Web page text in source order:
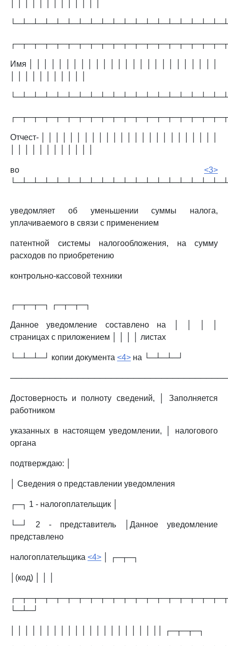
Имя │ │ │ │ │ │ │ │ │ │ │ │ │ │ │ │ │ │ │ │ │ │ │ │ │ │
Отчест- │ │ │ │ │ │ │ │ │ │ │ │ │ │ │ │ │ │ │ │ │ │ │ │ │
во <3>
уведомляет об уменьшении суммы налога,
уплачиваемого в связи с применением
патентной системы налогообложения, на сумму
расходов по приобретению
контрольно-кассовой техники
┌─┬─┬─┐ ┌─┬─┬─┐
Данное уведомление составлено на │ │ │ │
страницах с приложением │ │ │ │ листах
└─┴─┴─┘ копии документа <4> на └─┴─┴─┘
Достоверность и полноту сведений, │ Заполняется
работником
указанных в настоящем уведомлении, │ налогового
органа
подтверждаю: │
│ Сведения о представлении уведомления
┌─┐ 1 - налогоплательщик │
└─┘ 2 - представитель │Данное уведомление
представлено
налогоплательщика <4> │ ┌─┬─┐
│(код) │ │ │
└─┴─┘
│ │ │ │ │ │ │ │ │ │ │ │ │ │ │ │ │ │ │ │ ││ ┌─┬─┬─┐